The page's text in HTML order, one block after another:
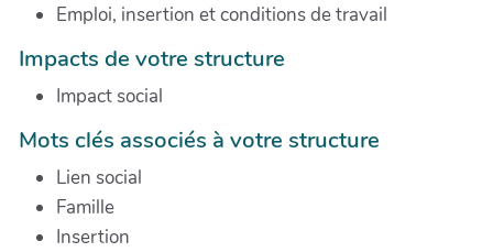
Emploi, insertion et conditions de travail
Impacts de votre structure
Impact social
Mots clés associés à votre structure
Lien social
Famille
Insertion